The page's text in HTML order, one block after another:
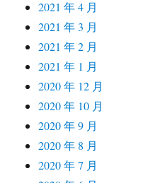
2021 年 4 月
2021 年 3 月
2021 年 2 月
2021 年 1 月
2020 年 12 月
2020 年 10 月
2020 年 9 月
2020 年 8 月
2020 年 7 月